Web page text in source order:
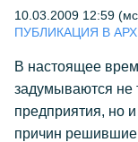
10.03.2009 12:59
ПУБЛИКАЦИЯ В
В настоящее
задумываются не
предприятия, но
причин